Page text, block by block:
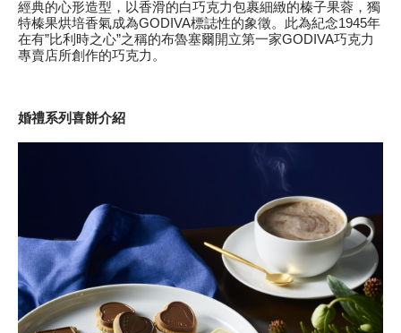
經典的心形造型，以香滑的白巧克力包裹細緻的榛子果蓉，獨
特榛果烘培香氣成為GODIVA標誌性的象徵。此為紀念1945年
在有”比利時之心”之稱的布魯塞爾開立第一家GODIVA巧克力
專賣店所創作的巧克力。
婚禮系列喜餅介紹